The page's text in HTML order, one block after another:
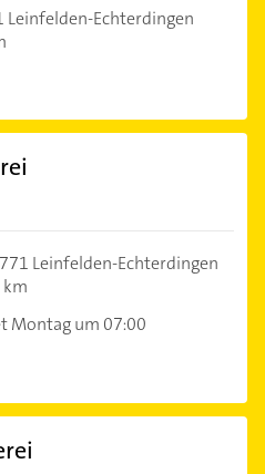
Leinfelden-Echterdingen
Leinfelden-Echterdingen
km
Montag um 07:00